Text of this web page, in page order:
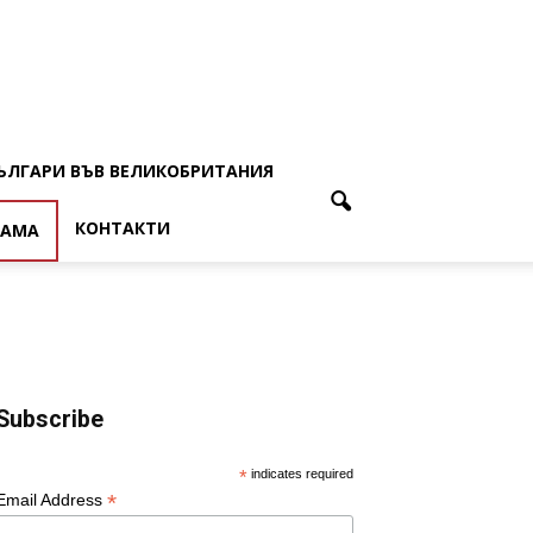
ВЪВ ВЕЛИКОБРИТАНИЯ
КОНТАКТИ
* indicates required
Address *